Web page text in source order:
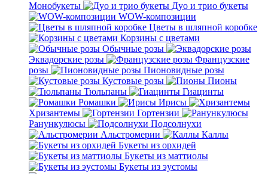
Монобукеты
Дуо и трио букеты
WOW-композиции
Цветы в шляпной коробке
Корзины с цветами
Обычные розы
Эквадорские розы
Французские
розы
Пионовидные розы
Кустовые розы
Пионы
Тюльпаны
Гиацинты
Ромашки
Ирисы
Хризантемы
Гортензии
Ранункулюсы
Подсолнухи
Альстромерии
Каллы
Букеты из орхидей
Букеты из маттиолы
Букеты из эустомы